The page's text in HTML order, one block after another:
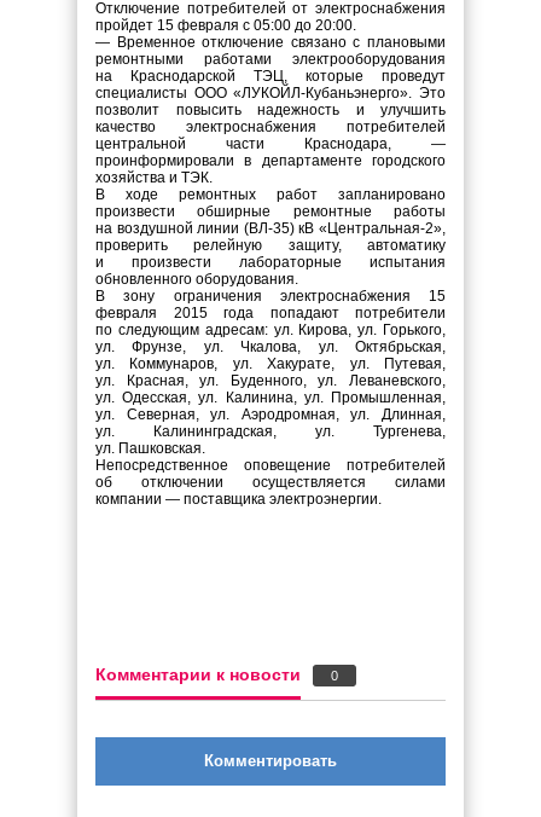
Отключение потребителей от электроснабжения
пройдет 15 февраля с 05:00 до 20:00.
— Временное отключение связано с плановыми
ремонтными работами электрооборудования
на Краснодарской ТЭЦ, которые проведут
специалисты ООО «ЛУКОЙЛ-Кубаньэнерго». Это
позволит повысить надежность и улучшить
качество электроснабжения потребителей
центральной части Краснодара, —
проинформировали в департаменте городского
хозяйства и ТЭК.
В ходе ремонтных работ запланировано
произвести обширные ремонтные работы
на воздушной линии (ВЛ-35) кВ «Центральная-2»,
проверить релейную защиту, автоматику
и произвести лабораторные испытания
обновленного оборудования.
В зону ограничения электроснабжения 15
февраля 2015 года попадают потребители
по следующим адресам: ул. Кирова, ул. Горького,
ул. Фрунзе, ул. Чкалова, ул. Октябрьская,
ул. Коммунаров, ул. Хакурате, ул. Путевая,
ул. Красная, ул. Буденного, ул. Леваневского,
ул. Одесская, ул. Калинина, ул. Промышленная,
ул. Северная, ул. Аэродромная, ул. Длинная,
ул. Калининградская, ул. Тургенева,
ул. Пашковская.
Непосредственное оповещение потребителей
об отключении осуществляется силами
компании — поставщика электроэнергии.
Комментарии к новости 0
Комментировать